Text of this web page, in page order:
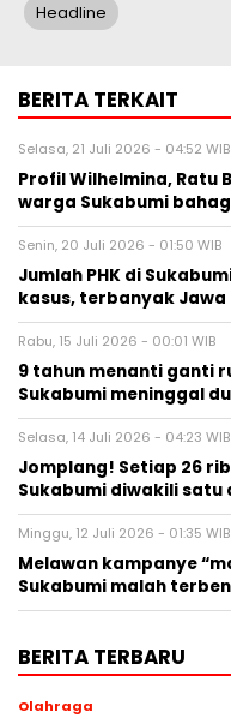
Headline
BERITA TERKAIT
Selasa, 21 Juli 2026 - 04:52 WIB
Profil Wilhelmina, Ratu
warga Sukabumi
Senin, 20 Juli 2026 - 01:50 WIB
Jumlah PHK di
kasus, terbanyak Jawa
Rabu, 15 Juli 2026 - 00:01 WIB
9 tahun menanti ganti
Sukabumi meninggal
Selasa, 14 Juli 2026 - 04:23 WIB
Jomplang! Setiap 26
Sukabumi diwakili satu
Minggu, 12 Juli 2026 - 01:35 WIB
Melawan kampanye
Sukabumi malah
BERITA TERBARU
Olahraga